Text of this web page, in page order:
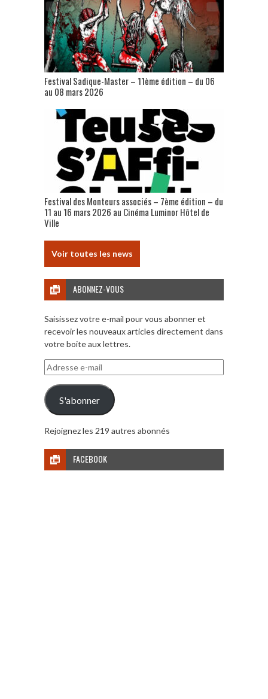
Festival Sadique-Master – 11ème édition – du 06
au 08 mars 2026
Festival des Monteurs associés – 7ème édition – du
11 au 16 mars 2026 au Cinéma Luminor Hôtel de
Ville
Voir toutes les news
ABONNEZ-VOUS
Saisissez votre e-mail pour vous abonner et
recevoir les nouveaux articles directement dans
votre boite aux lettres.
Adresse
e-
mail
S'abonner
Rejoignez les 219 autres abonnés
FACEBOOK